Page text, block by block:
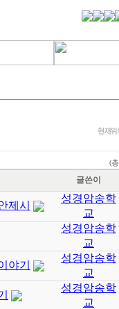
(총
글쓴이
제시
성경암송학
교
성경암송학
교
야기
성경암송학
교
성경암송학
교